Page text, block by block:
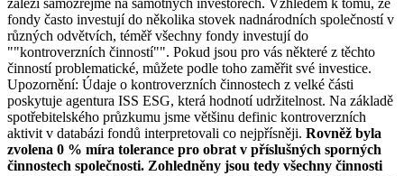
fondy často investují do několika stovek nadnárodních společností v
různých odvětvích, téměř všechny fondy investují do
""kontroverzních činností"". Pokud jsou pro vás některé z těchto
činností problematické, můžete podle toho zaměřit své investice.
Upozornění: Údaje o kontroverzních činnostech z velké části
poskytuje agentura ISS ESG, která hodnotí udržitelnost. Na základě
spotřebitelského průzkumu jsme většinu definic kontroverzních
aktivit v databázi fondů interpretovali co nejpřísněji. Rovněž byla
zvolena 0 % míra tolerance pro obrat v příslušných sporných
činnostech společnosti. Zohledněny jsou tedy všechny činnosti